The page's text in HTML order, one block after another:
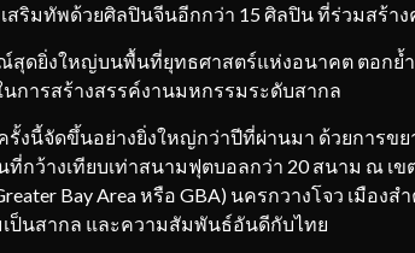
สริมทัพด้วยศิลปินจีนอีกกว่า 15 ศิลปิน ที่ร่วมสร้าง
สุดยิ่งใหญ่บนพื้นที่ยุทธศาสตร์แห่งอนาคต ตอกย้
นการสร้างสรรค์งานมหกรรมระดับสากล
งนี้จัดขึ้นอย่างยิ่งใหญ่กว่าปีที่ผ่านมา ด้วยการข
กว้างเทียบเท่าสนามฟุตบอลกว่า 20 สนาม ณ เข
Bay Area หรือ GBA) นครกวางโจว เมือง
ป็นสากล และความสัมพันธ์อันดีกับไทย